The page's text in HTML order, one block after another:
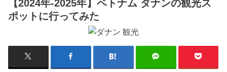
【2024年-2025年】ベトナム ダナンの観光ス
ポットに行ってみた